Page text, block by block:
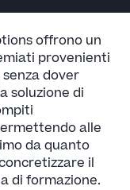
offrono un
provenienti
dover
soluzione di
alle
da quanto
il
di formazione.